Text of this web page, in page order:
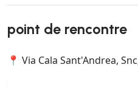
point de rencontre
📍 Via Cala Sant'Andrea,